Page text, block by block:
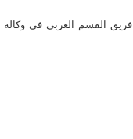
فريق القسم العربي في